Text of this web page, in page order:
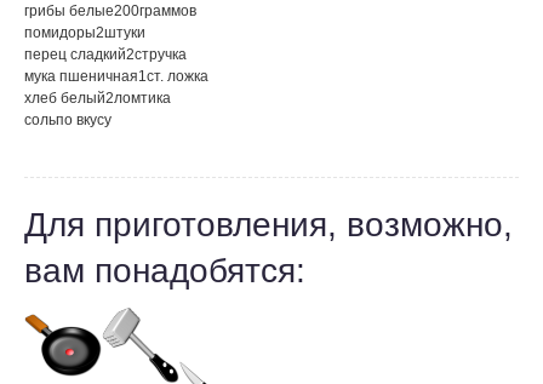
грибы белые200граммов
помидоры2штуки
перец сладкий2стручка
мука пшеничная1ст. ложка
хлеб белый2ломтика
сольпо вкусу
Для приготовления, возможно,
вам понадобятся: